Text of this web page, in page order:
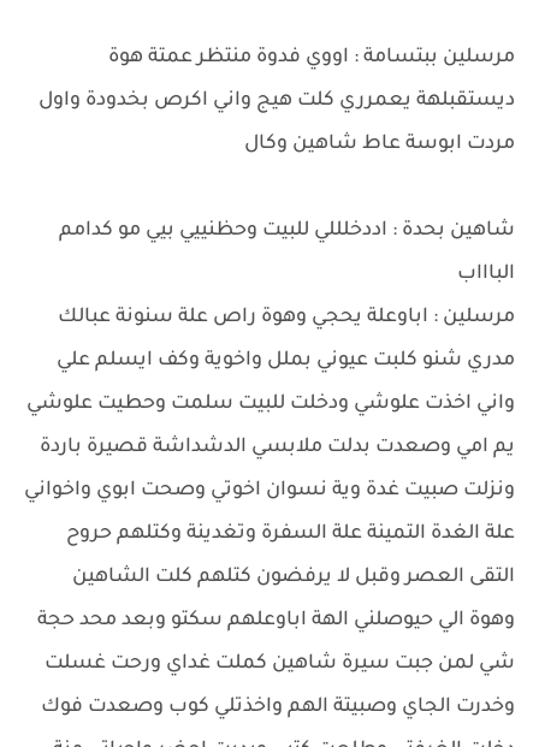
مرسلين ببتسامة : اووي فدوة منتظر عمتة هوة
ديستقبلهة يعمرري كلت هيج واني اكرص بخدودة واول
مردت ابوسة عاط شاهين وكال
شاهين بحدة : اددخلللي للبيت وحظنييي بيي مو كدامم
الباااب
مرسلين : اباوعلة يحجي وهوة راص علة سنونة عبالك
مدري شنو كلبت عيوني بملل واخوية وكف ايسلم علي
واني اخذت علوشي ودخلت للبيت سلمت وحطيت علوشي
يم امي وصعدت بدلت ملابسي الدشداشة قصيرة باردة
ونزلت صبيت غدة وية نسوان اخوتي وصحت ابوي واخواني
علة الغدة التمينة علة السفرة وتغدينة وكتلهم حروح
التقى العصر وقبل لا يرفضون كتلهم كلت الشاهين
وهوة الي حيوصلني الهة اباوعلهم سكتو وبعد محد حجة
شي لمن جبت سيرة شاهين كملت غداي ورحت غسلت
وخدرت الجاي وصبيتة الهم واخذتلي كوب وصعدت فوك